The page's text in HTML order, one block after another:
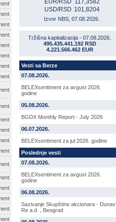
EUR/RSD 117,3582
USD/RSD 101,8204
Izvor NBS, 07.08.2026.
Tržišna kapitalizacija - 07.08.2026.
495.435.441.192 RSD
4.221.566.462 EUR
Vesti sa Berze
07.08.2026.
BELEXsentiment za avgust 2026.
godine
05.08.2026.
BGDX Monthly Report - July 2026
06.07.2026.
BELEXsentiment za jul 2026. godine
Poslednje vesti
07.08.2026.
BELEXsentiment za avgust 2026.
godine
06.08.2026.
Sazivanje Skupštine akcionara - Dunav
Re a.d. , Beograd